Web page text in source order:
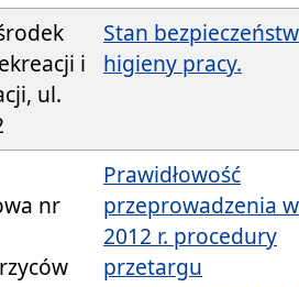
i
ul.
Stan
higieny pracy.
nr
Prawidłowość
przeprowadzenia w
2012 r. procedury
przetargu